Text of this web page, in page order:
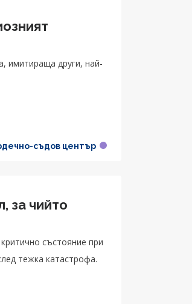
имитираща други, най-
съдов център
за чийто
състояние при
тежка катастрофа.